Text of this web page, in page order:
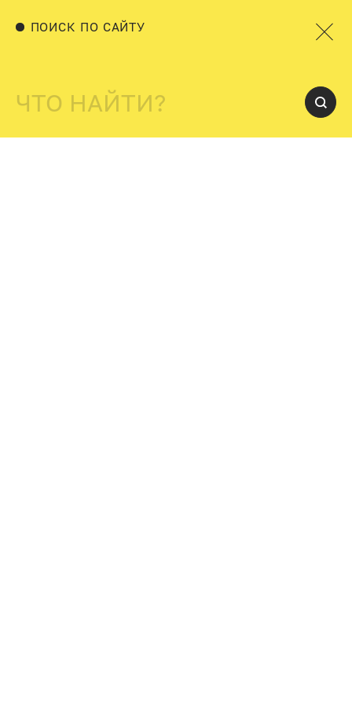
ПОИСК ПО САЙТУ